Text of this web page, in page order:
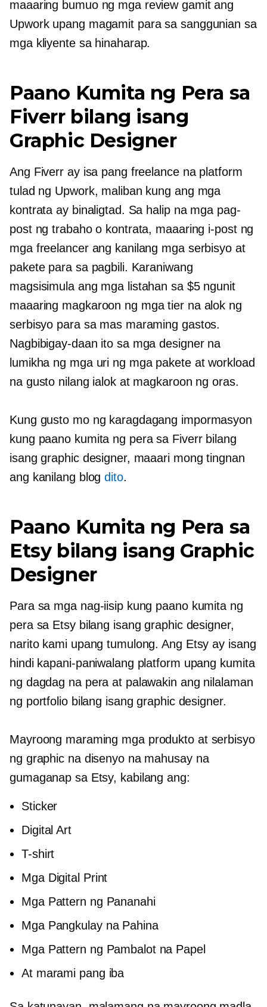
maaaring bumuo ng mga review gamit ang
Upwork upang magamit para sa sanggunian sa
mga kliyente sa hinaharap.
Paano Kumita ng Pera sa
Fiverr bilang isang
Graphic Designer
Ang Fiverr ay isa pang freelance na platform
tulad ng Upwork, maliban kung ang mga
kontrata ay binaligtad. Sa halip na mga pag-
post ng trabaho o kontrata, maaaring i-post ng
mga freelancer ang kanilang mga serbisyo at
pakete para sa pagbili. Karaniwang
magsisimula ang mga listahan sa $5 ngunit
maaaring magkaroon ng mga tier na alok ng
serbisyo para sa mas maraming gastos.
Nagbibigay-daan ito sa mga designer na
lumikha ng mga uri ng mga pakete at workload
na gusto nilang ialok at magkaroon ng oras.
Kung gusto mo ng karagdagang impormasyon
kung paano kumita ng pera sa Fiverr bilang
isang graphic designer, maaari mong tingnan
ang kanilang blogdito.
Paano Kumita ng Pera sa
Etsy bilang isang Graphic
Designer
Para sa mga nag-iisip kung paano kumita ng
pera sa Etsy bilang isang graphic designer,
narito kami upang tumulong. Ang Etsy ay isang
hindi kapani-paniwalang platform upang kumita
ng dagdag na pera at palawakin ang nilalaman
ng portfolio bilang isang graphic designer.
Mayroong maraming mga produkto at serbisyo
ng graphic na disenyo na mahusay na
gumaganap sa Etsy, kabilang ang:
Sticker
Digital Art
T-shirt
Mga Digital Print
Mga Pattern ng Pananahi
Mga Pangkulay na Pahina
Mga Pattern ng Pambalot na Papel
At marami pang iba